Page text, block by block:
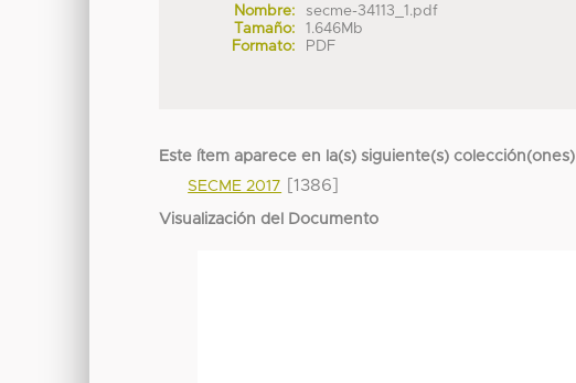
Nombre:
secme-34113_1.pdf
Tamaño:
1.646Mb
Formato:
PDF
Este ítem aparece en la(s) siguiente(s) colección(ones)
SECME 2017
[1386]
Visualización del Documento